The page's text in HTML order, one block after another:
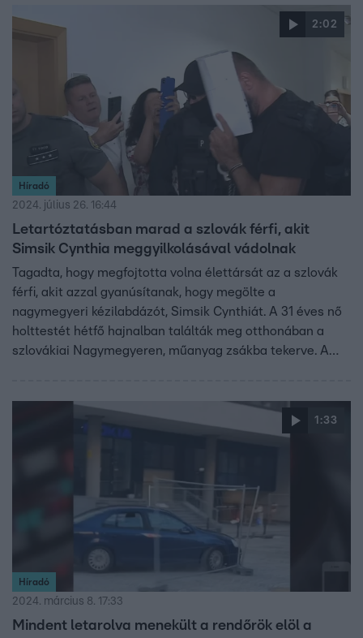
2:02
Híradó
2024. július 26. 16:44
Letartóztatásban marad a szlovák férfi, akit
Simsik Cynthia meggyilkolásával vádolnak
Tagadta, hogy megfojtotta volna élettársát az a szlovák
férfi, akit azzal gyanúsítanak, hogy megölte a
nagymegyeri kézilabdázót, Simsik Cynthiát. A 31 éves nő
holttestét hétfő hajnalban találták meg otthonában a
szlovákiai Nagymegyeren, műanyag zsákba tekerve. A
megijedt, ezért rejtette el a holttestét. Ezt a férfi
ügyvédje is megerősítette Híradónknak. A szlovák bíróság
1:33
Híradó
2024. március 8. 17:33
Mindent letarolva menekült a rendőrök elöl a